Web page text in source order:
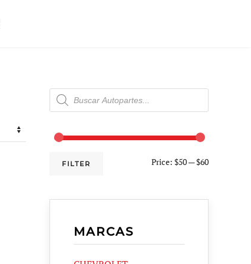
Products
search
FILTER Price: $50—$60
MARCAS